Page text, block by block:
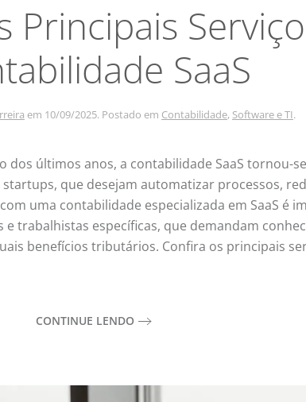
Principais
SaaS
em 10/09/2025. Postado em Contabilidade, Software e TI.
últimos anos, a contabilidade SaaS tornou-
que desejam automatizar processos,
uma contabilidade especializada em SaaS é
e trabalhistas específicas, que demandam
benefícios tributários. Confira os principais
CONTINUE LENDO